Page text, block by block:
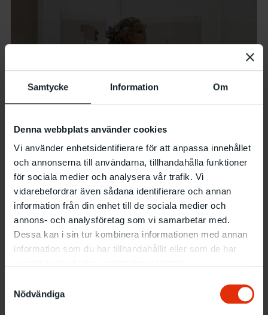
Samtycke Information Om
Denna webbplats använder cookies
Vi använder enhetsidentifierare för att anpassa innehållet
och annonserna till användarna, tillhandahålla funktioner
för sociala medier och analysera vår trafik. Vi
vidarebefordrar även sådana identifierare och annan
information från din enhet till de sociala medier och
annons- och analysföretag som vi samarbetar med.
Dessa kan i sin tur kombinera informationen med annan
information som du har tillhandahållit eller som de har
Nödvändiga